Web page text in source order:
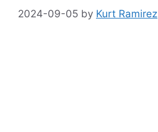
2024-09-05 by Kurt Ramirez